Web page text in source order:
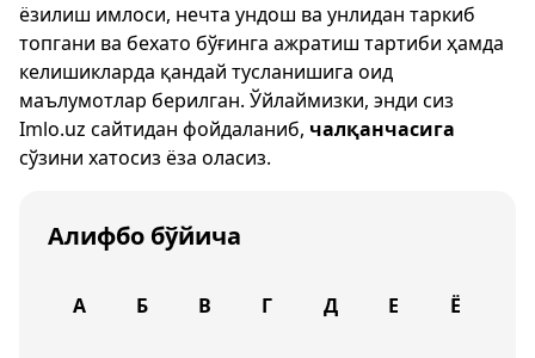
ёзилиш имлоси, нечта ундош ва унлидан таркиб
топгани ва бехато бўғинга ажратиш тартиби ҳамда
келишикларда қандай тусланишига оид
маълумотлар берилган. Ўйлаймизки, энди сиз
Imlo.uz сайтидан фойдаланиб, чалқанчасига
сўзини хатосиз ёза оласиз.
Алифбо бўйича
А Б В Г Д Е Ё